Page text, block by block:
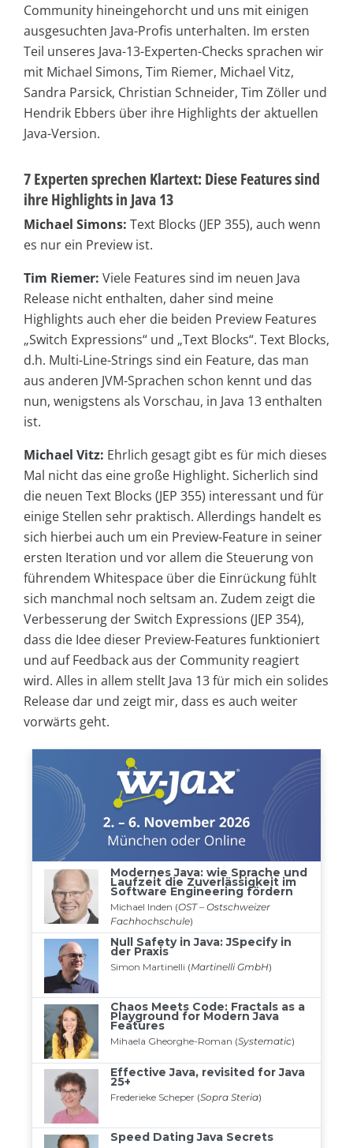
Community hineingehorcht und uns mit einigen
ausgesuchten Java-Profis unterhalten. Im ersten
Teil unseres Java-13-Experten-Checks sprachen wir
mit Michael Simons, Tim Riemer, Michael Vitz,
Sandra Parsick, Christian Schneider, Tim Zöller und
Hendrik Ebbers über ihre Highlights der aktuellen
Java-Version.
7 Experten sprechen Klartext: Diese Features sind
ihre Highlights in Java 13
Michael Simons: Text Blocks (JEP 355), auch wenn
es nur ein Preview ist.
Tim Riemer: Viele Features sind im neuen Java
Release nicht enthalten, daher sind meine
Highlights auch eher die beiden Preview Features
„Switch Expressions“ und „Text Blocks“. Text Blocks,
d.h. Multi-Line-Strings sind ein Feature, das man
aus anderen JVM-Sprachen schon kennt und das
nun, wenigstens als Vorschau, in Java 13 enthalten
ist.
Michael Vitz: Ehrlich gesagt gibt es für mich dieses
Mal nicht das eine große Highlight. Sicherlich sind
die neuen Text Blocks (JEP 355) interessant und für
einige Stellen sehr praktisch. Allerdings handelt es
sich hierbei auch um ein Preview-Feature in seiner
ersten Iteration und vor allem die Steuerung von
führendem Whitespace über die Einrückung fühlt
sich manchmal noch seltsam an. Zudem zeigt die
Verbesserung der Switch Expressions (JEP 354),
dass die Idee dieser Preview-Features funktioniert
und auf Feedback aus der Community reagiert
wird. Alles in allem stellt Java 13 für mich ein solides
Release dar und zeigt mir, dass es auch weiter
vorwärts geht.